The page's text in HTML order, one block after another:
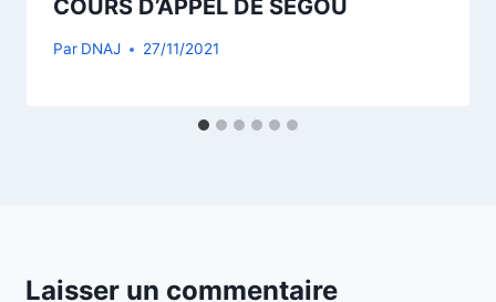
COURS D’APPEL DE SEGOU
Par DNAJ 27/11/2021
Laisser un commentaire